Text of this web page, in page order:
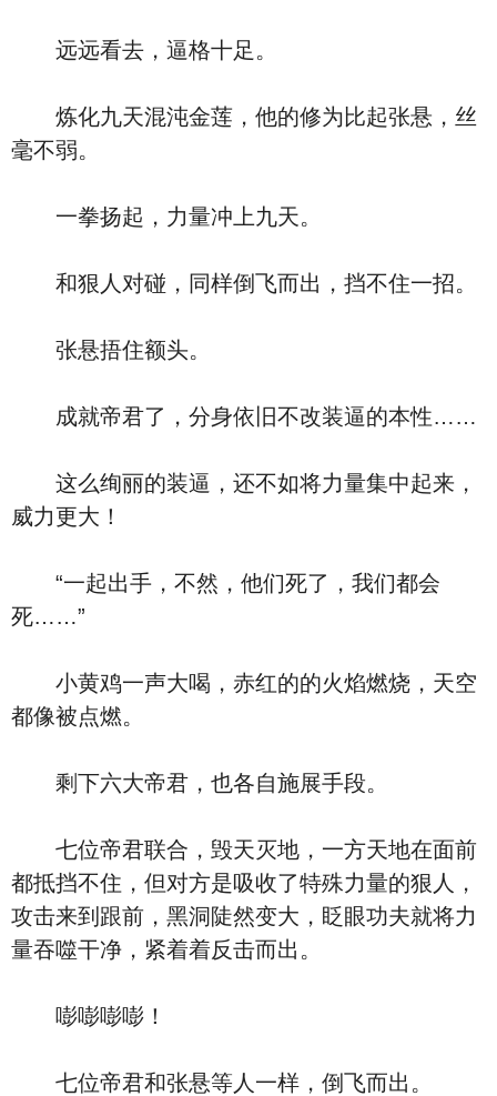
远远看去，逼格十足。
炼化九天混沌金莲，他的修为比起张悬，丝
毫不弱。
一拳扬起，力量冲上九天。
和狠人对碰，同样倒飞而出，挡不住一招。
张悬捂住额头。
成就帝君了，分身依旧不改装逼的本性……
这么绚丽的装逼，还不如将力量集中起来，
威力更大！
“一起出手，不然，他们死了，我们都会
死……”
小黄鸡一声大喝，赤红的的火焰燃烧，天空
都像被点燃。
剩下六大帝君，也各自施展手段。
七位帝君联合，毁天灭地，一方天地在面前
都抵挡不住，但对方是吸收了特殊力量的狠人，
攻击来到跟前，黑洞陡然变大，眨眼功夫就将力
量吞噬干净，紧着着反击而出。
嘭嘭嘭嘭！
七位帝君和张悬等人一样，倒飞而出。